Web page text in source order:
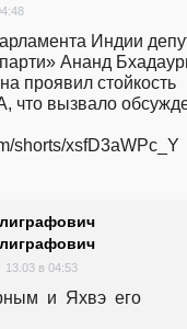
Индии
Ананд
проявил стойкость
что вызвало
shorts/xsfD3aWPc_Y
13.03 в 04:53
и  Яхвэ  его